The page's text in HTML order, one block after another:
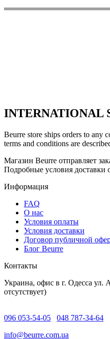
INTERNATIONAL
Beurre store ships orders to any
terms and conditions are
Магазин Beurre отправляет
Подробные условия доставки
Информация
FAQ
O нас
Условия оплаты
Условия доставки
Договор публичной
Блог Beurre
Контакты
Украина, офис в г. Одесса ул.
отсутствует)
096 053-54-05
048 787-34-64
info@beurre.com.ua